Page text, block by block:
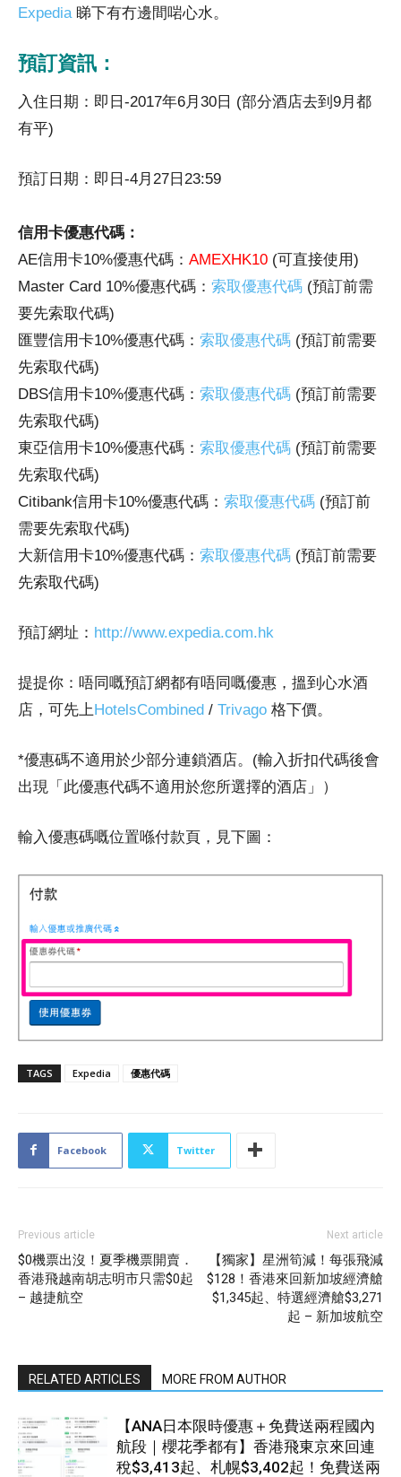
Expedia睇下有冇邊間啱心水。
預訂資訊：
入住日期：即日-2017年6月30日 (部分酒店去到9月都
有平)
預訂日期：即日-4月27日23:59
信用卡優惠代碼：
AE信用卡10%優惠代碼： AMEXHK10 (可直接使用)
Master Card 10%優惠代碼： 索取優惠代碼 (預訂前需
要先索取代碼)
匯豐信用卡10%優惠代碼： 索取優惠代碼 (預訂前需要
先索取代碼)
DBS信用卡10%優惠代碼： 索取優惠代碼 (預訂前需要
先索取代碼)
東亞信用卡10%優惠代碼： 索取優惠代碼 (預訂前需要
先索取代碼)
Citibank信用卡10%優惠代碼： 索取優惠代碼 (預訂前
需要先索取代碼)
大新信用卡10%優惠代碼： 索取優惠代碼 (預訂前需要
先索取代碼)
預訂網址： http://www.expedia.com.hk
提提你：唔同嘅預訂網都有唔同嘅優惠，搵到心水酒
店，可先上HotelsCombined / Trivago 格下價。
*優惠碼不適用於少部分連鎖酒店。(輸入折扣代碼後會
出現「此優惠代碼不適用於您所選擇的酒店」）
輸入優惠碼嘅位置喺付款頁，見下圖：
TAGS Expedia 優惠代碼
Facebook Twitter
Previous article
$0機票出沒！夏季機票開賣．
香港飛越南胡志明市只需$0起
– 越捷航空
Next article
【獨家】星洲筍減！每張飛減
$128！香港來回新加坡經濟艙
$1,345起、特選經濟艙$3,271
起 – 新加坡航空
RELATED ARTICLES MORE FROM AUTHOR
【ANA日本限時優惠＋免費送兩程國內
航段｜櫻花季都有】香港飛東京來回連
稅$3,413起、札幌$3,402起！免費送兩